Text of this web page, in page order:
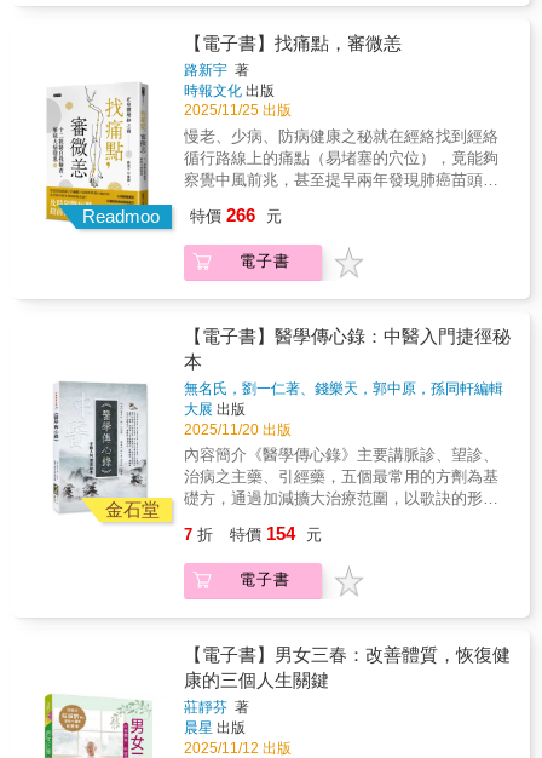
襪，就能改善苦惱我多年的許多症狀，這讓我
覺得以前的病生得好冤枉。現在有許多雜誌或
書籍介紹各種類似排寒療法的健康法，但很多
都是片面了解而已，所以提出來的方法常常會
造成反效果。本書作者是排寒療法的創始者，
他提出的做法及理論經過30多年的驗證，才能
讓人真正放心。●朋友跟我大力推薦這本書還有
書中的方法，但也有事先提醒我：「作者說話
很不客氣哦！」我先去圖書館借來看，後來發
現這本書實在太好了，最後自己又跑去買了一
本。確實，作者說話很不客氣，但我卻感覺到
了他「醫者父母心」的擔憂，要不是真的關心
讀者及病患，其實他沒必要如此苦口婆心，所
是非常簡單，我已經持續了好一陣子了，身體
狀況好轉許多，現在就希望自己有恆心可以繼
續下去。●書中的內容非常完整，也很好懂。作
者將中西醫的理念融合，讓習慣了胃痛就吃胃
藥、感冒了就吃感冒藥的現代人，對疾病有了
新的理解，也教導我們如何利用排寒療法來為
身體做自我管理。雖然作者語氣嚴厲，但也會
安慰讀者不要有壓力，只要選擇自己喜歡的步
調及時機來進行，甚至還勸人「就算覺得這個
方法很好，也不要強迫別人」，我看過這麼多
吧！
不佳）製成的粉末，一想到就會泡來喝，或撒
在料理上。如果出現感冒症狀，我還會泡老薑
茶+維他命C來提升體溫，治療效果絕佳。書中
還提供了各種薑的使用法及料理法，對我來
說，利用薑來提升體溫，不但可以治萬病，更
是最棒的內臓強化法。●看過書之後，我立刻按
照書中所建議的，將乾薑用食物調理機打成粉
都會撒上1g食用，這個習慣已經持續了一個多
的超低溫天氣，多虧了乾薑粉，即使再冷的天
氣，我的手腳仍然暖呼呼，晚上能溫暖入睡，
半夜被冷醒上廁所的狀況也大幅減少了。我的
手指及手腕有輕微的風濕痛，之前一直在服用
西藥，乾薑粉雖然尚未治好我的風濕，卻大大
改善了因寒冷所引發的症狀，讓我舒服地度過
了寒冬。服用到現在，它沒有產生任何副作
用，反而讓我狀況越來越好。聽說乾薑自古以
來就是便宜萬用的中藥，現在我不但深深相
信，更希望能了解乾薑其他的效果。●我每天早
上都會喝一杯胡蘿蔔薑汁，平日裡也會用乾薑
粉泡紅茶或撒在料理中食用，因此每天都元氣
我變瘦，甚至降低了我的血糖值，而我的朋友
則是治好了花粉症……說乾薑是萬靈丹，真的
一點也不為過。●我很怕冷，晚上睡覺幾乎都輾
床，睡眠品質也變好，每天都能熟睡到天亮。
據說乾薑還有減肥，預防三高、動脈硬化、癌
症，及消炎鎮痛的效果，讓我不禁期待持續服
用之後的成果。
出現壓痛、痠脹等感覺。這些不是病因，而是
身體給你的提示訊號。只要跟著本書找到經絡
上的「易堵點」與「痛點」，就能快速判斷哪
個臟腑出問題，再透過敲揉手法疏通，恢復經
絡能量流動，啟動自癒力，小毛病就不成大問
題。‧注意經絡時間，提早兩年發現癌症前兆‧心
臟供血不足、心悸胸悶消失‧按揉小腿肝經解除
中風警報‧乳腺保養在背部天宗穴‧頑固的肩頸問
題是因為小腸長期受寒……精彩內容☑不舒服
點揉崑崙穴凌晨3-5點醒來→肺經→敲孔最穴、
揉魚際穴☑自我檢查潛在病情胃→按梁丘穴、
豐隆穴是否會痛？心血管→捏揉蝴蝶袖是否會
腎經、心經、心包經、脾經的易堵點，捏軟肩
井穴生氣煩躁→按左邊肝俞穴，會發現結節本
書特色1.找痛點、審微恙！經絡是最直接的自
我健檢工具本書教你找到十二經絡痛點（易堵
塞穴位），自己掌握一套簡單實用、及時發現
並改善隱患的手法。2.循著經絡按穴位，對症
調理，手到病除從頭到腳48種常見症狀，如消
化不良、肩頸痠痛、耳鳴、經痛、疲勞、高血
痛點，以輔助復原。3.疏通手法極簡單，只要
敲跟揉！依照書中圖示探查痛點、敲一敲，揉
一揉，疏通堵點，即使非醫學專業人士也能上
養心臟應「不妄作勞」不過度傷心，不要總是
活在過去的記憶中，也不沉迷於不切實際的妄
想。保養小腸應吃溫熱飲食，並揉開肩部僵硬
肌肉。
Readmoo
【電子書】找痛點，審微恙
路新宇 著
時報文化 出版
2025/11/25 出版
慢老、少病、防病健康之秘就在經絡找到經絡
循行路線上的痛點（易堵塞的穴位），竟能夠
察覺中風前兆，甚至提早兩年發現肺癌苗頭！
康的調養捷徑48種常見病症經絡處方51個易堵
塞痛點經絡，是最早的健康預警器看病痛出現
在哪條經絡上，就按揉上面的易堵塞穴位，效
出現壓痛、痠脹等感覺。這些不是病因，而是
身體給你的提示訊號。只要跟著本書找到經絡
上的「易堵點」與「痛點」，就能快速判斷哪
個臟腑出問題，再透過敲揉手法疏通，恢復經
絡能量流動，啟動自癒力，小毛病就不成大問
題。‧注意經絡時間，提早兩年發現癌症前兆‧心
臟供血不足、心悸胸悶消失‧按揉小腿肝經解除
中風警報‧乳腺保養在背部天宗穴‧頑固的肩頸問
題是因為小腸長期受寒……精彩內容☑不舒服
的時間對應不通的經絡下午3點頭痛→膀胱經→
揉魚際穴☑自我檢查潛在病情胃→按梁丘穴、
豐隆穴是否會痛？心血管→捏揉蝴蝶袖是否會
痛？☑常見病症的經絡處方高血壓→按肝經、
井穴生氣煩躁→按左邊肝俞穴，會發現結節本
書特色1.找痛點、審微恙！經絡是最直接的自
我健檢工具本書教你找到十二經絡痛點（易堵
塞穴位），自己掌握一套簡單實用、及時發現
並改善隱患的手法。2.循著經絡按穴位，對症
特價 266 元
電子書
金石堂
【電子書】醫學傳心錄：中醫入門捷徑秘
本
無名氏，劉一仁著、錢樂天，郭中原，孫同軒編輯
著
大展 出版
2025/11/20 出版
內容簡介《醫學傳心錄》主要講脈診、望診、
治病之主藥、引經藥，五個最常用的方劑為基
礎方，通過加減擴大治療范圍，以歌訣的形式
病、婦產等科疾病的成因、辨證論治要點和治
療。《醫學傳心錄》由淺入深，循序漸進，既
為初學而作，可謂初學者的自學參考書，為入
7 折 特價 154 元
電子書
【電子書】男女三春：改善體質，恢復健
康的三個人生關鍵
莊靜芬 著
晨星 出版
2025/11/12 出版